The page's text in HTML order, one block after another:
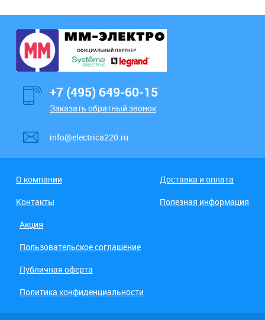
+7 (495) 649-60-15
Заказать обратный звонок
info@electrica220.ru
О компании
Доставка и оплата
Контакты
Полезная информация
Акция
Пользовательское соглашение
Публичная оферта
Политика конфиденциальности